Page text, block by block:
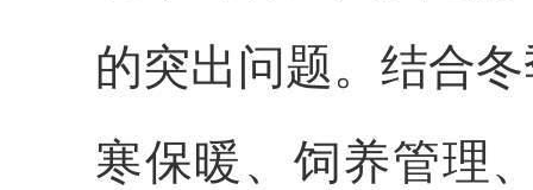
的突出问题。结合
寒保暖、饲养管理